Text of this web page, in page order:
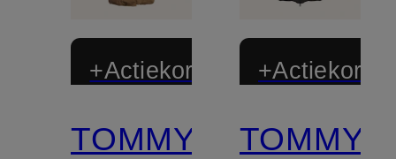
+Actiekorting
TOMMY
TOMMY